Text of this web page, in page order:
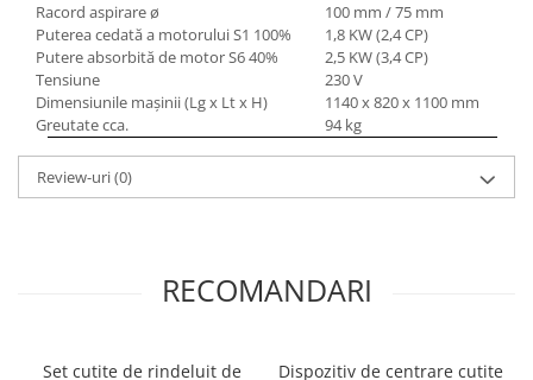
Papusa mobila / con de centrare
Instrumente de masurare
Afisaj digital
Bloc ecartament, masurare și
testare
Dispozitiv de testare
Micrometru de interior
Racord aspirare ø
100 mm / 75 mm
Puterea cedată a motorului S1 100%
1,8 KW (2,4 CP)
Putere absorbită de motor S640%
2,5 KW (3,4 CP)
Tensiune
230 V
Dimensiunile maşinii (Lg x Lt x H)
1140 x 820 x 1100 mm
Greutate cca.
94 kg
Review-uri(0)
RECOMANDARI
Set cutite de rindeluit de
Dispozitiv de centrare cutite